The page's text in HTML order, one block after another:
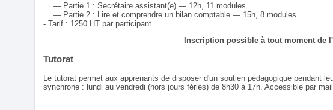
— Partie 1 : Secrétaire assistant(e) — 12h, 11 modules
— Partie 2 : Lire et comprendre un bilan comptable — 15h, 8 modules
- Tarif : 1250 HT par participant.
Inscription possible à tout moment de
Tutorat
Le tutorat permet aux apprenants de disposer d'un soutien pédagogique pendant
synchrone : lundi au vendredi (hors jours fériés) de 8h30 à 17h. Accessible par mail